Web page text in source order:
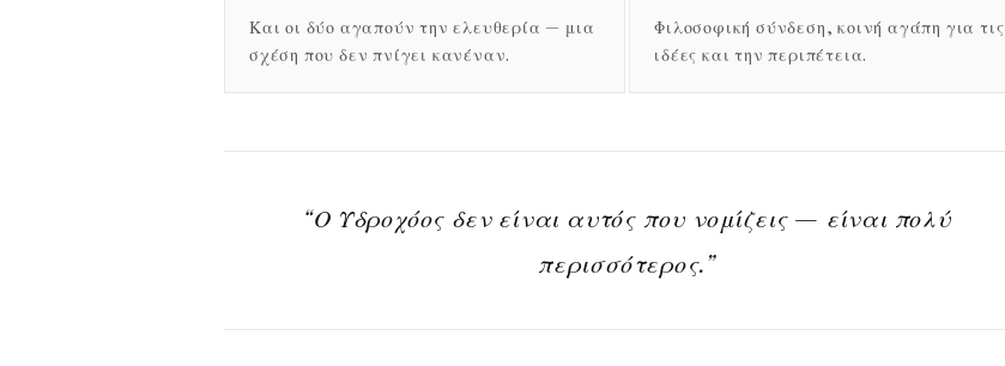
Και οι δύο αγαπούν την ελευθερία — μια
σχέση που δεν πνίγει κανέναν.
Φιλοσοφική σύνδεση, κοινή αγάπη για τις
ιδέες και την περιπέτεια.
“Ο Υδροχόος δεν είναι αυτός που νομίζεις — είναι πολύ
περισσότερος.”